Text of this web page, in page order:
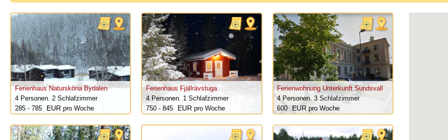
Ferienhaus Natursköna Bydalen
4 Personen. 2 Schlafzimmer
285 - 785
pro Woche
Ferienhaus Fjällrävstuga
4 Personen. 1 Schlafzimmer
750 - 845
pro Woche
Ferienwohnung Unterkunft Sundsvall
4 Personen.3 Schlafzimmer
600
pro Woche